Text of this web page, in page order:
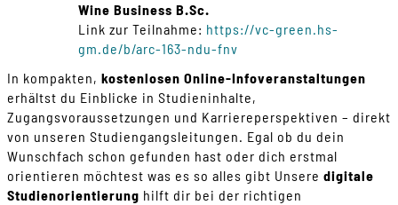
Wine Business B.Sc.
Link zur Teilnahme: https://vc-green.hs-
gm.de/b/arc-163-ndu-fnv
In kompakten, kostenlosen Online-Infoveranstaltungen
erhältst du Einblicke in Studieninhalte,
Zugangsvoraussetzungen und Karriereperspektiven – direkt
von unseren Studiengangsleitungen. Egal ob du dein
Wunschfach schon gefunden hast oder dich erstmal
orientieren möchtest was es so alles gibt Unsere digitale
Studienorientierung hilft dir bei der richtigen